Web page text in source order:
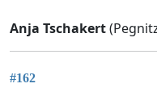
Anja Tschakert
#162